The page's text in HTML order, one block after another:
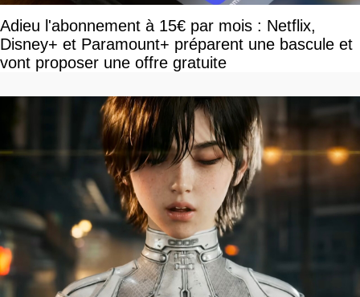
Adieu l'abonnement à 15€ par mois : Netflix,
Disney+ et Paramount+ préparent une bascule et
vont proposer une offre gratuite